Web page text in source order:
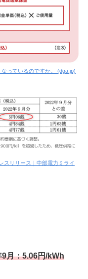
っているのですか。 (dga.jp)
スリリース｜中部電力ミライ
：5.06円/kWh